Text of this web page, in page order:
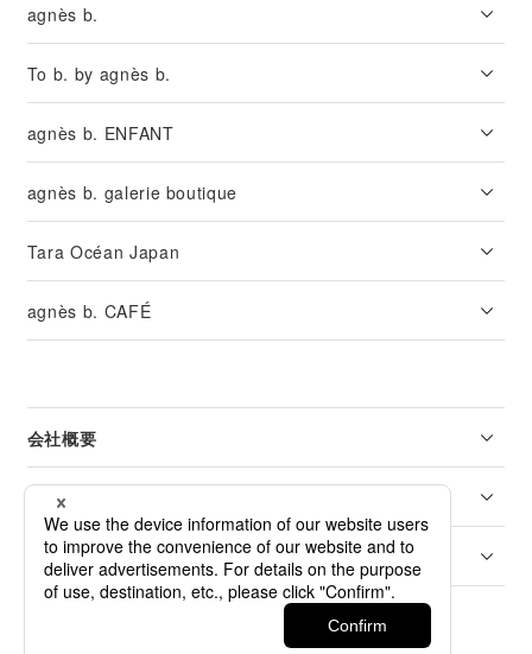
agnès b.
To b. by agnès b.
agnès b. ENFANT
agnès b. galerie boutique
Tara Océan Japan
agnès b. CAFÉ
会社概要
リーガル
カスタマーサービス